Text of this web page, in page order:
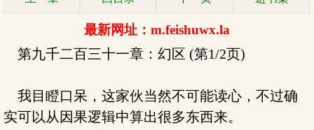
最新网址：m.feishuwx.la
第九千二百三十一章：幻区 (第1/2页)
我目瞪口呆，这家伙当然不可能读心，不过确
实可以从因果逻辑中算出很多东西来。